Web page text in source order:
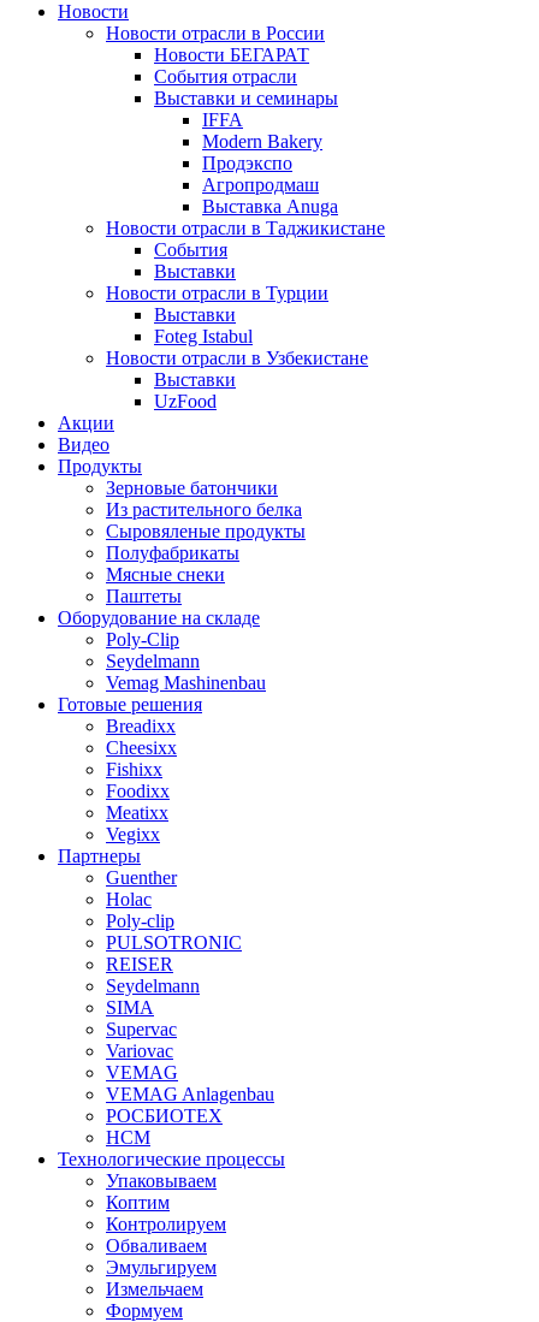
Новости
Новости отрасли в России
Новости БЕГАРАТ
События отрасли
Выставки и семинары
IFFA
Modern Bakery
Продэкспо
Агропродмаш
Выставка Anuga
Новости отрасли в Таджикистане
События
Выставки
Новости отрасли в Турции
Выставки
Foteg Istabul
Новости отрасли в Узбекистане
Выставки
UzFood
Акции
Видео
Продукты
Зерновые батончики
Из растительного белка
Сыровяленые продукты
Полуфабрикаты
Мясные снеки
Паштеты
Оборудование на складе
Poly-Clip
Seydelmann
Vemag Mashinenbau
Готовые решения
Breadixx
Cheesixx
Fishixx
Foodixx
Meatixx
Vegixx
Партнеры
Guenther
Holac
Poly-clip
PULSOTRONIC
REISER
Seydelmann
SIMA
Supervac
Variovac
VEMAG
VEMAG Anlagenbau
РОСБИОТЕХ
НСМ
Технологические процессы
Упаковываем
Коптим
Контролируем
Обваливаем
Эмульгируем
Измельчаем
Формуем